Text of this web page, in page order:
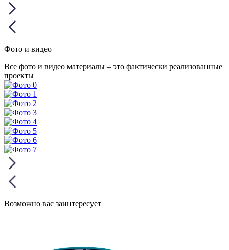
Фото и видео
Все фото и видео материалы – это фактически реализованные
проекты
Возможно вас заинтересует